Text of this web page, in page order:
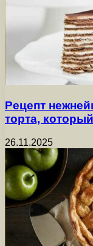
Рецепт
торта,
26.11.2025